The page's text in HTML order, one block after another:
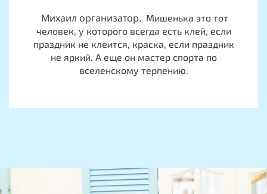
Михаил организатор. Мишенька это тот
человек, у которого всегда есть клей, если
праздник не клеится, краска, если праздник
не яркий. А еще он мастер спорта по
вселенскому терпению.